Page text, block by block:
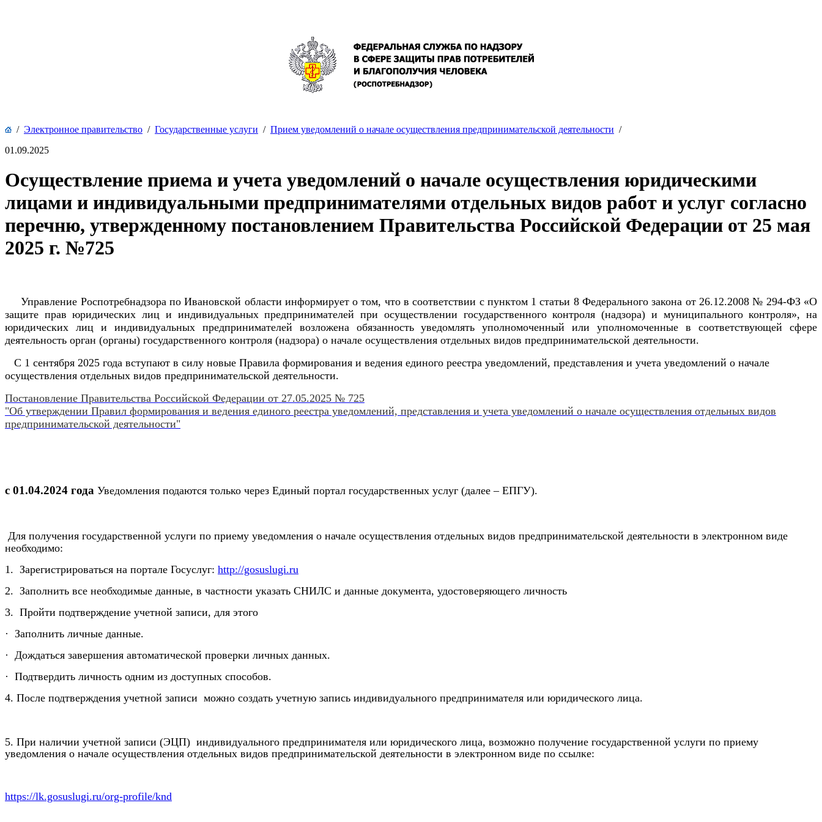
/ Электронное правительство / Государственные услуги / Прием уведомлений о начале осуществления предпринимательской деятельности /
01.09.2025
Осуществление приема и учета уведомлений о начале осуществления юридическими
лицами и индивидуальными предпринимателями отдельных видов работ и услуг согласно
перечню, утвержденному постановлением Правительства Российской Федерации от 25 мая
2025 г. №725
Управление Роспотребнадзора по Ивановской области информирует о том, что в соответствии с пунктом 1 статьи 8 Федерального закона от 26.12.2008 № 294-ФЗ «О
защите прав юридических лиц и индивидуальных предпринимателей при осуществлении государственного контроля (надзора) и муниципального контроля», на
юридических лиц и индивидуальных предпринимателей возложена обязанность уведомлять уполномоченный или уполномоченные в соответствующей сфере
деятельность орган (органы) государственного контроля (надзора) о начале осуществления отдельных видов предпринимательской деятельности.
С 1 сентября 2025 года вступают в силу новые Правила формирования и ведения единого реестра уведомлений, представления и учета уведомлений о начале
осуществления отдельных видов предпринимательской деятельности.
Постановление Правительства Российской Федерации от 27.05.2025 № 725
"Об утверждении Правил формирования и ведения единого реестра уведомлений, представления и учета уведомлений о начале осуществления отдельных видов
предпринимательской деятельности"
с 01.04.2024 года Уведомления подаются только через Единый портал государственных услуг (далее – ЕПГУ).
Для получения государственной услуги по приему уведомления о начале осуществления отдельных видов предпринимательской деятельности в электронном виде
необходимо:
1. Зарегистрироваться на портале Госуслуг: http://gosuslugi.ru
2. Заполнить все необходимые данные, в частности указать СНИЛС и данные документа, удостоверяющего личность
3. Пройти подтверждение учетной записи, для этого
· Заполнить личные данные.
· Дождаться завершения автоматической проверки личных данных.
· Подтвердить личность одним из доступных способов.
4. После подтверждения учетной записи можно создать учетную запись индивидуального предпринимателя или юридического лица.
5. При наличии учетной записи (ЭЦП) индивидуального предпринимателя или юридического лица, возможно получение государственной услуги по приему
уведомления о начале осуществления отдельных видов предпринимательской деятельности в электронном виде по ссылке:
https://lk.gosuslugi.ru/org-profile/knd